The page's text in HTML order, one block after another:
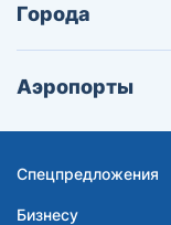
Города
Аэропорты
Спецпредложения
Бизнесу